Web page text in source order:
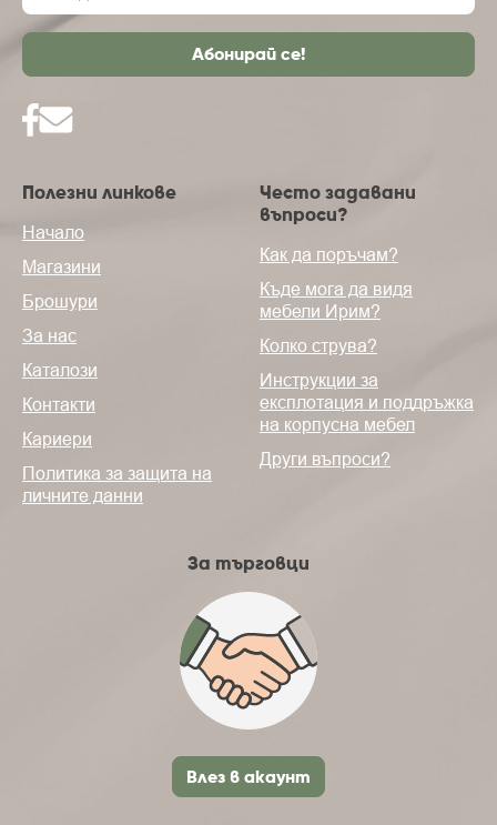
Полезни линкове
Начало
Магазини
Брошури
За нас
Каталози
Контакти
Кариери
Политика за защита на
личните данни
Често задавани
въпроси?
Как да поръчам?
Къде мога да видя
мебели Ирим?
Колко струва?
Инструкции за
експлотация и поддръжка
на корпусна мебел
Други въпроси?
За търговци
Влез в акаунт